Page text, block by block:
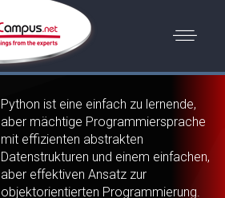
Python ist eine einfach zu lernende,
aber mächtige Programmiersprache
mit effizienten abstrakten
Datenstrukturen und einem einfachen,
aber effektiven Ansatz zur
objektorientierten Programmierung.